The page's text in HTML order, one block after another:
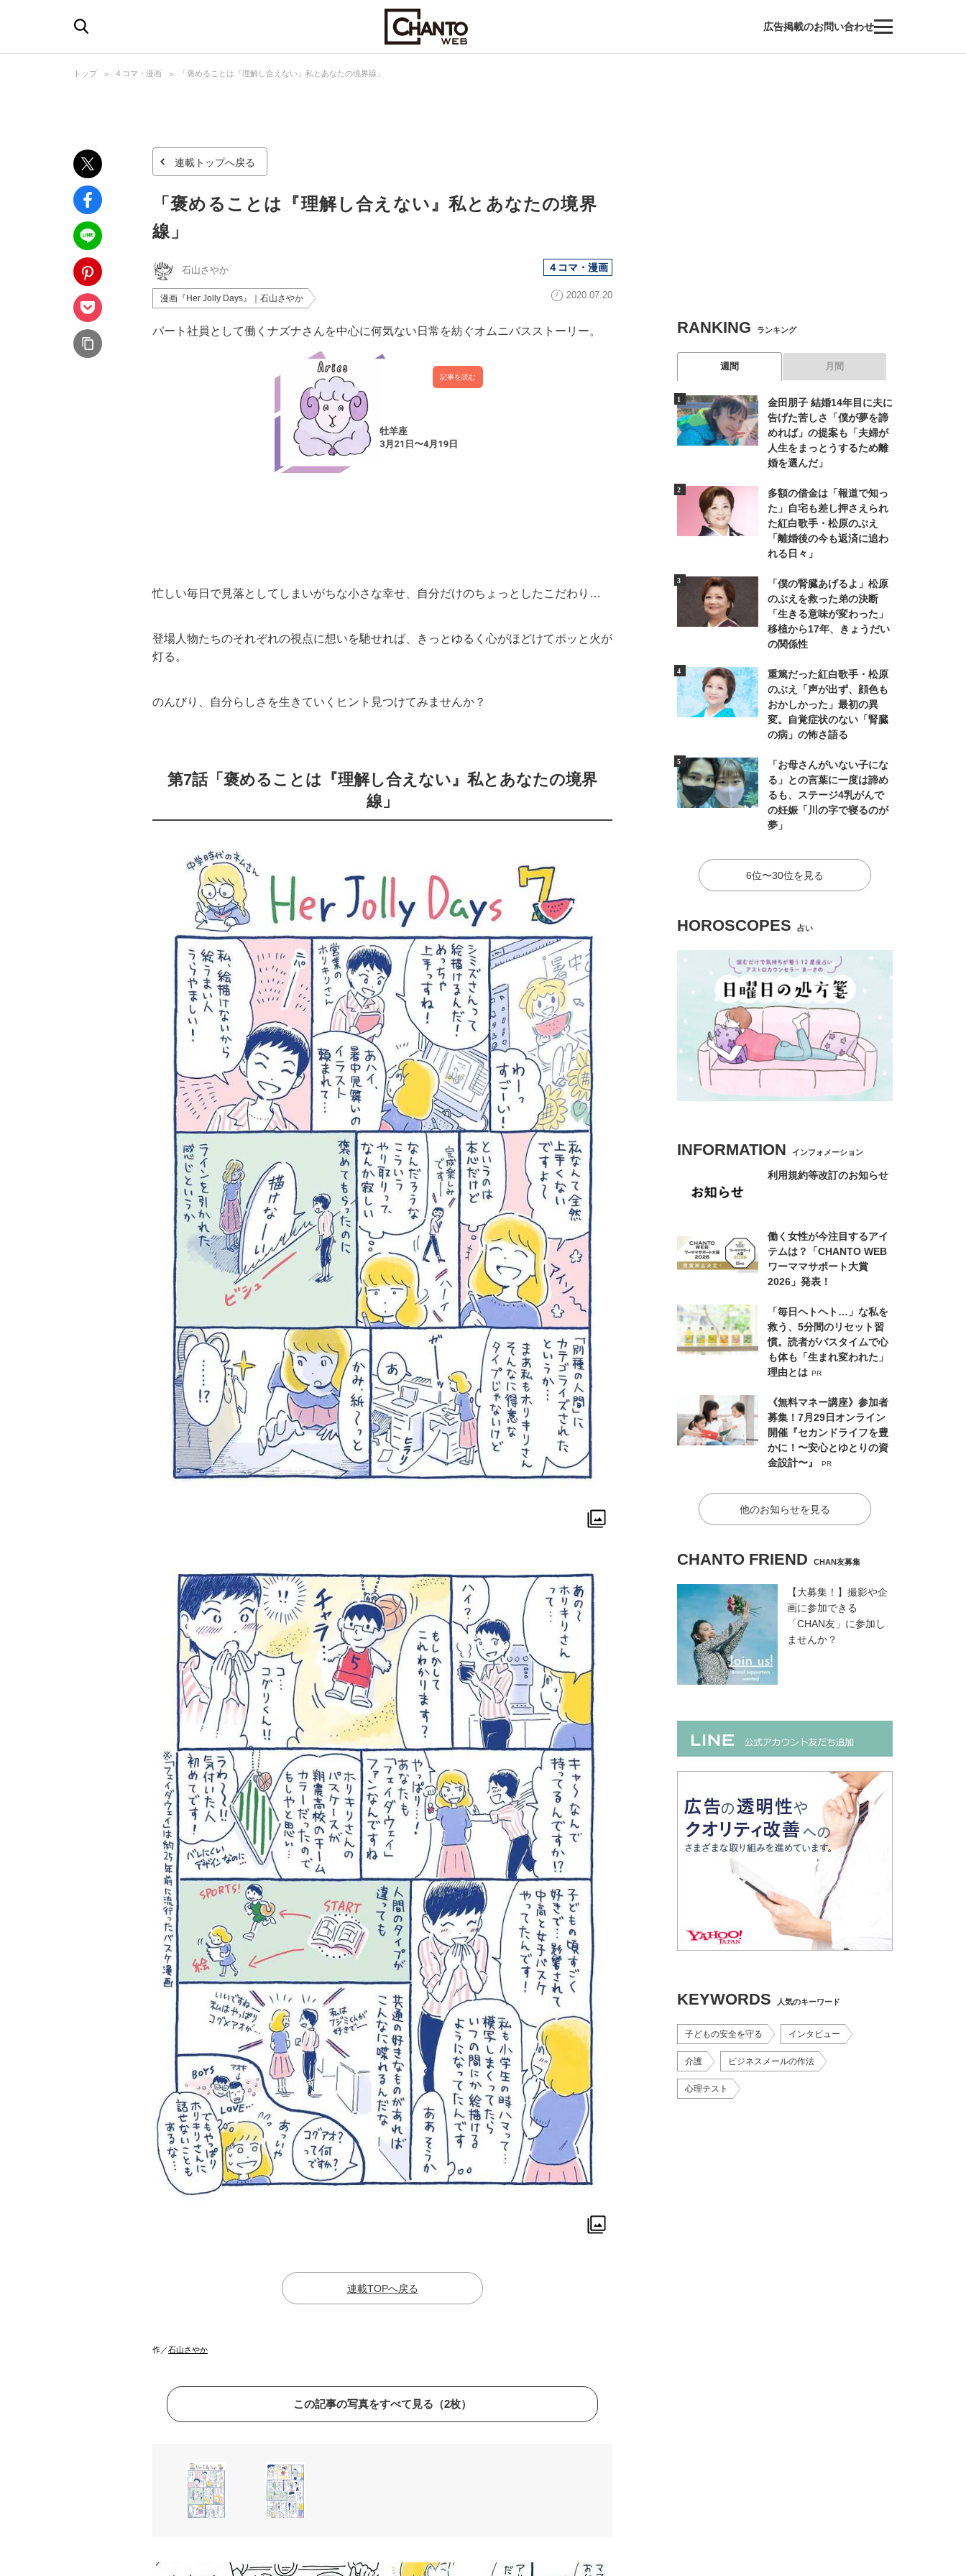
広告掲載のお問い合わせ
トップ ４コマ・漫画 「褒めることは『理解し合えない』私とあなたの境界線」
連載トップへ戻る
「褒めることは『理解し合えない』私とあなたの境界
線」
石山さやか ４コマ・漫画
漫画『Her Jolly Days』｜石山さやか 2020.07.20
パート社員として働くナズナさんを中心に何気ない日常を紡ぐオムニバスストーリー。
記事を読む
忙しい毎日で見落としてしまいがちな小さな幸せ、自分だけのちょっとしたこだわり…
登場人物たちのそれぞれの視点に想いを馳せれば、きっとゆるく心がほどけてポッと火が
灯る。
のんびり、自分らしさを生きていくヒント見つけてみませんか？
第7話「褒めることは『理解し合えない』私とあなたの境界
線」
連載TOPへ戻る
作／石山さやか
この記事の写真をすべて見る（2枚）
RANKING ランキング
週間 月間
金田朋子 結婚14年目に夫に
告げた苦しさ「僕が夢を諦
めれば」の提案も「夫婦が
人生をまっとうするため離
婚を選んだ」
多額の借金は「報道で知っ
た」自宅も差し押さえられ
た紅白歌手・松原のぶえ
「離婚後の今も返済に追わ
れる日々」
「僕の腎臓あげるよ」松原
のぶえを救った弟の決断
「生きる意味が変わった」
移植から17年、きょうだい
の関係性
重篤だった紅白歌手・松原
のぶえ「声が出ず、顔色も
おかしかった」最初の異
変。自覚症状のない「腎臓
の病」の怖さ語る
「お母さんがいない子にな
る」との言葉に一度は諦め
るも、ステージ4乳がんで
の妊娠「川の字で寝るのが
夢」
6位〜30位を見る
HOROSCOPES 占い
INFORMATION インフォメーション
利用規約等改訂のお知らせ
働く女性が今注目するアイ
テムは？「CHANTO WEB
ワーママサポート大賞
2026」発表！
「毎日ヘトヘト…」な私を
救う、5分間のリセット習
慣。読者がバスタイムで心
も体も「生まれ変われた」
理由とは PR
《無料マネー講座》参加者
募集！7月29日オンライン
開催『セカンドライフを豊
かに！〜安心とゆとりの資
金設計〜』
PR
他のお知らせを見る
CHANTO FRIEND CHAN友募集
【大募集！】撮影や企
画に参加できる
「CHAN友」に参加し
ませんか？
KEYWORDS 人気のキーワード
子どもの安全を守る インタビュー
介護 ビジネスメールの作法
心理テスト